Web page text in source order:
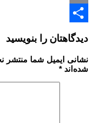
Email
Share
دیدگاهتان را بنویسید
نشانی ایمیل شما منتشر
شده‌اند*